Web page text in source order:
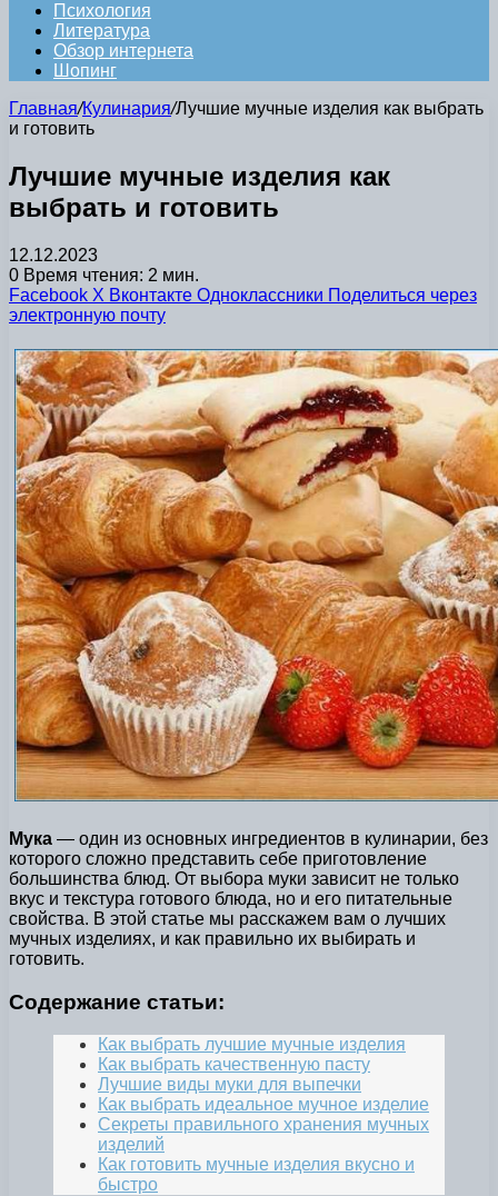
Психология
Литература
Обзор интернета
Шопинг
Главная/Кулинария/Лучшие мучные изделия как выбрать
и готовить
Лучшие мучные изделия как
выбрать и готовить
12.12.2023
0 Время чтения: 2 мин.
Facebook X Вконтакте Одноклассники Поделиться через
электронную почту
Мука — один из основных ингредиентов в кулинарии, без
которого сложно представить себе приготовление
большинства блюд. От выбора муки зависит не только
вкус и текстура готового блюда, но и его питательные
свойства. В этой статье мы расскажем вам о лучших
мучных изделиях, и как правильно их выбирать и
готовить.
Содержание статьи:
Как выбрать лучшие мучные изделия
Как выбрать качественную пасту
Лучшие виды муки для выпечки
Как выбрать идеальное мучное изделие
Секреты правильного хранения мучных
изделий
Как готовить мучные изделия вкусно и
быстро